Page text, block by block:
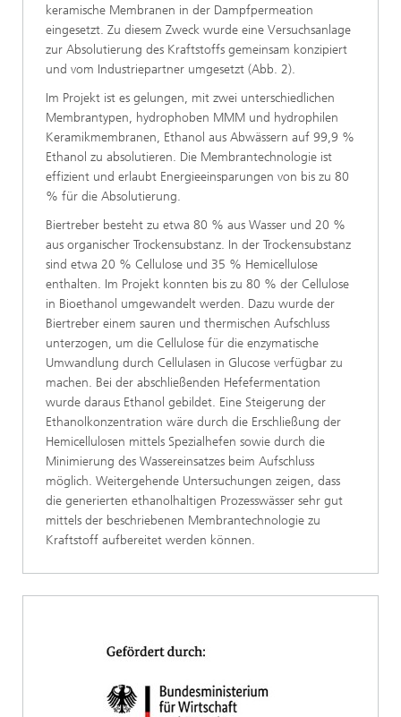
keramische Membranen in der Dampfpermeation
eingesetzt. Zu diesem Zweck wurde eine Versuchsanlage
zur Absolutierung des Kraftstoffs gemeinsam konzipiert
und vom Industriepartner umgesetzt (Abb. 2).
Im Projekt ist es gelungen, mit zwei unterschiedlichen
Membrantypen, hydrophoben MMM und hydrophilen
Keramikmembranen, Ethanol aus Abwässern auf 99,9 %
Ethanol zu absolutieren. Die Membrantechnologie ist
effizient und erlaubt Energieeinsparungen von bis zu 80
% für die Absolutierung.
Biertreber besteht zu etwa 80 % aus Wasser und 20 %
aus organischer Trockensubstanz. In der Trockensubstanz
sind etwa 20 % Cellulose und 35 % Hemicellulose
enthalten. Im Projekt konnten bis zu 80 % der Cellulose
in Bioethanol umgewandelt werden. Dazu wurde der
Biertreber einem sauren und thermischen Aufschluss
unterzogen, um die Cellulose für die enzymatische
Umwandlung durch Cellulasen in Glucose verfügbar zu
machen. Bei der abschließenden Hefefermentation
wurde daraus Ethanol gebildet. Eine Steigerung der
Ethanolkonzentration wäre durch die Erschließung der
Hemicellulosen mittels Spezialhefen sowie durch die
Minimierung des Wassereinsatzes beim Aufschluss
möglich. Weitergehende Untersuchungen zeigen, dass
die generierten ethanolhaltigen Prozesswässer sehr gut
mittels der beschriebenen Membrantechnologie zu
Kraftstoff aufbereitet werden können.